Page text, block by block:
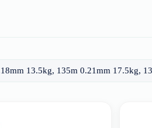
13.5kg, 135m 0.21mm 17.5kg,